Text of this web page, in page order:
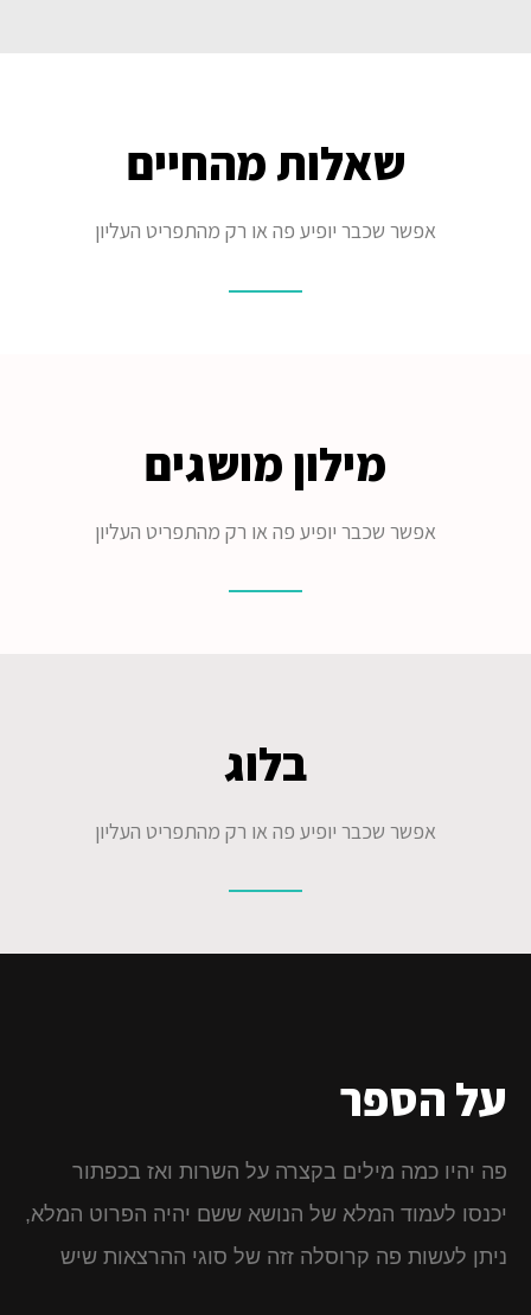
שאלות מהחיים
אפשר שכבר יופיע פה או רק מהתפריט העליון
מילון מושגים
אפשר שכבר יופיע פה או רק מהתפריט העליון
בלוג
אפשר שכבר יופיע פה או רק מהתפריט העליון
על הספר
פה יהיו כמה מילים בקצרה על השרות ואז בכפתור
יכנסו לעמוד המלא של הנושא ששם יהיה הפרוט המלא,
ניתן לעשות פה קרוסלה זזה של סוגי ההרצאות שיש